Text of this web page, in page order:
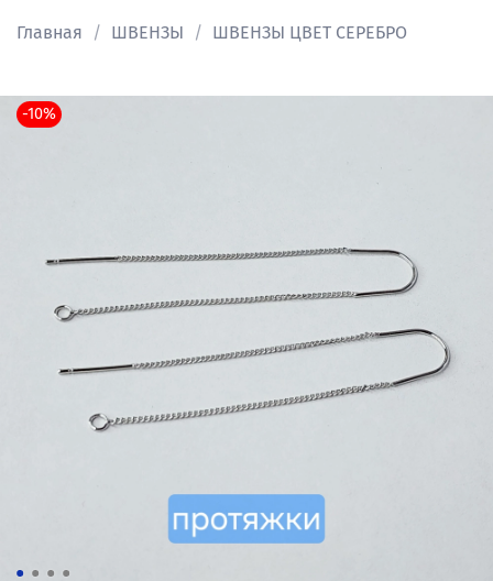
Главная ШВЕНЗЫ ШВЕНЗЫ ЦВЕТ СЕРЕБРО
-10%